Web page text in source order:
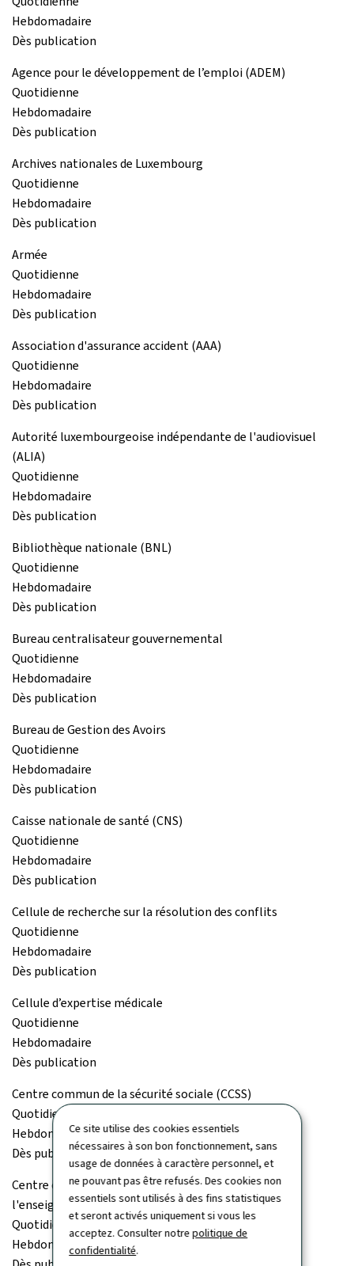
Ce site utilise des cookies essentiels
nécessaires à son bon fonctionnement, sans
usage de données à caractère personnel, et
ne pouvant pas être refusés. Des cookies non
essentiels sont utilisés à des fins statistiques
et seront activés uniquement si vous les
acceptez. Consulter notrepolitique de
confidentialité.
Hebdomadaire
Dès publication
Agence pour le développement de l’emploi (ADEM)
Quotidienne
Hebdomadaire
Dès publication
Archives nationales de Luxembourg
Quotidienne
Hebdomadaire
Dès publication
Armée
Quotidienne
Hebdomadaire
Dès publication
Association d'assurance accident (AAA)
Quotidienne
Hebdomadaire
Dès publication
Autorité luxembourgeoise indépendante de l'audiovisuel
(ALIA)
Quotidienne
Hebdomadaire
Dès publication
Bibliothèque nationale (BNL)
Quotidienne
Hebdomadaire
Dès publication
Bureau centralisateur gouvernemental
Quotidienne
Hebdomadaire
Dès publication
Bureau de Gestion des Avoirs
Quotidienne
Hebdomadaire
Dès publication
Caisse nationale de santé (CNS)
Quotidienne
Hebdomadaire
Dès publication
Cellule de recherche sur la résolution des conflits
Quotidienne
Hebdomadaire
Dès publication
Cellule d’expertise médicale
Quotidienne
Hebdomadaire
Dès publication
Centre commun de la sécurité sociale (CCSS)
Quotidienne
Hebdomadaire
Dès publication
Centre de documentation et d'information sur
l'enseignement supérieur (Cedies)
Quotidienne
Hebdomadaire